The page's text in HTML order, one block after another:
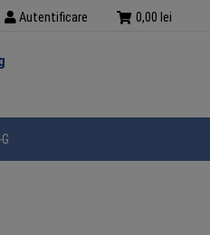
Autentificare 0,00 lei